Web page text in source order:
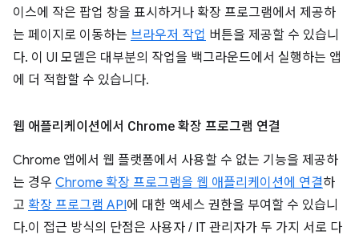
이스에 작은 팝업 창을 표시하거나 확장 프로그램에서 제공하
는 페이지로 이동하는 브라우저 작업 버튼을 제공할 수 있습니
다. 이 UI 모델은 대부분의 작업을 백그라운드에서 실행하는 앱
에 더 적합할 수 있습니다.
웹 애플리케이션에서 Chrome 확장 프로그램 연결
Chrome 앱에서 웹 플랫폼에서 사용할 수 없는 기능을 제공하
는 경우 Chrome 확장 프로그램을 웹 애플리케이션에 연결하
고 확장 프로그램 API에 대한 액세스 권한을 부여할 수 있습니
다.이 접근 방식의 단점은 사용자 / IT 관리자가 두 가지 서로 다